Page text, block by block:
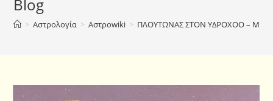
Blog
> Αστρολογία > Αστροwiki > ΠΛΟΥΤΩΝΑΣ ΣΤΟΝ ΥΔΡΟΧΟΟ – ΜΕ